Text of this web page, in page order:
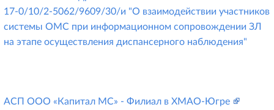
17-0/10/2-5062/9609/30/и "О взаимодействии участников
системы ОМС при информационном сопровождении ЗЛ
на этапе осуществления диспансерного наблюдения"
АСП ООО «Капитал МС» - Филиал в ХМАО-Югре